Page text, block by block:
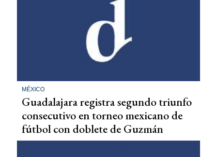
MÉXICO
Guadalajara registra segundo triunfo
consecutivo en torneo mexicano de
fútbol con doblete de Guzmán